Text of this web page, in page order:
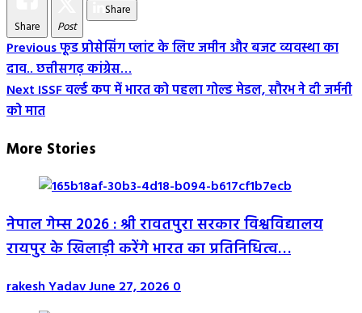
Share Post
Share
Post
Navigation
Previousफूड प्रोसेसिंग प्लांट के लिए जमीन और बजट व्यवस्था का
दाव.. छत्तीसगढ़ कांग्रेस…
NextISSF वर्ल्ड कप में भारत को पहला गोल्ड मेडल, सौरभ ने दी जर्मनी
को मात
More Stories
नेपाल गेम्स 2026 : श्री रावतपुरा सरकार विश्वविद्यालय
रायपुर के खिलाड़ी करेंगे भारत का प्रतिनिधित्व…
rakesh YadavJune 27, 20260